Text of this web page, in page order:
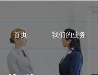
首页 我们的业务